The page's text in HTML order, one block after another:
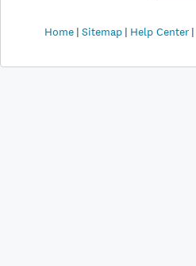
Home Sitemap Help Center